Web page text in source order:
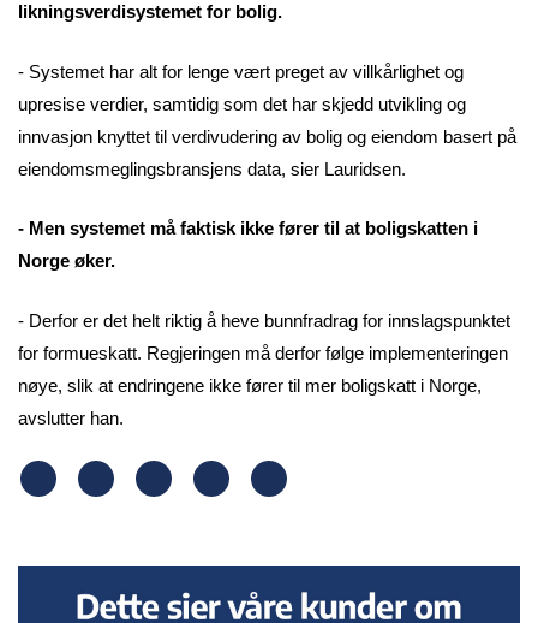
likningsverdisystemet for bolig.
- Systemet har alt for lenge vært preget av villkårlighet og
upresise verdier, samtidig som det har skjedd utvikling og
innvasjon knyttet til verdivudering av bolig og eiendom basert på
eiendomsmeglingsbransjens data, sier Lauridsen.
- Men systemet må faktisk ikke fører til at boligskatten i
Norge øker.
- Derfor er det helt riktig å heve bunnfradrag for innslagspunktet
for formueskatt. Regjeringen må derfor følge implementeringen
nøye, slik at endringene ikke fører til mer boligskatt i Norge,
avslutter han.